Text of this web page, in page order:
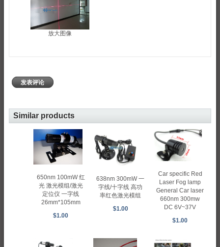
放大图像
发表评论
Similar products
650nm 100mW 红
光 激光模组/激光
定位仪 一字线
26mm*105mm
$1.00
638nm 300mW 一
字线/十字线 高功
率红色激光模组
$1.00
Car specific Red
Laser Fog lamp
General Car laser
660nm 300mw
DC 6V~37V
$1.00